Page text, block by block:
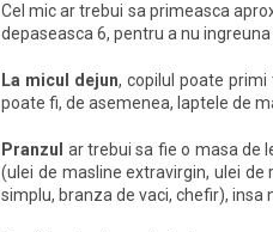
Cel mic ar trebui sa primeasca
depaseasca 6, pentru a nu
La micul dejun, copilul poate
poate fi, de asemenea, laptele de
Pranzul ar trebui sa fie o masa de
(ulei de masline extravirgin, ulei
simplu, branza de vaci, chefir),